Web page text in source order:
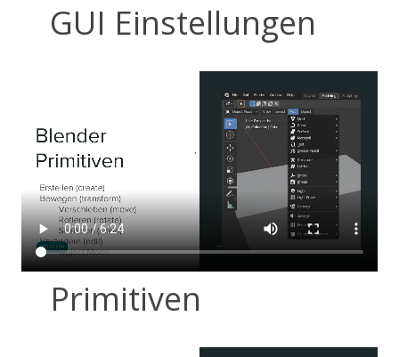
GUI Einstellungen
Primitiven